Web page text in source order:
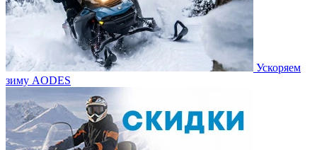
Ускоряем
зиму AODES